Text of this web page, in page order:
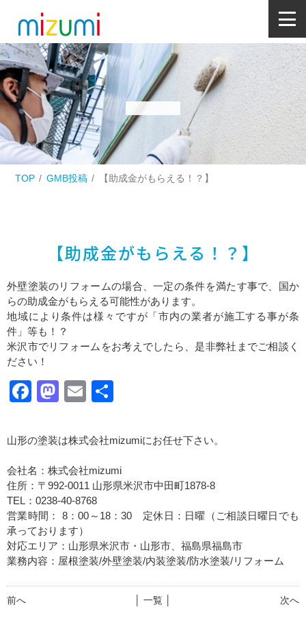
TOP GMB投稿 【助成金がもらえる！？】
【助成金がもらえる！？】
外壁塗装のリフォームの場合、一定の条件を満たす事で、国か
らの助成金がもらえる可能性があります。
地域により条件は様々ですが「市内の業者が施工する事が条
件」等も！？
米沢市でリフォームをお考えでしたら、是非弊社までご相談く
ださい！
Facebook
Mastodon
Email
山形の塗装は株式会社mizumiにお任せ下さい。
会社名：株式会社mizumi
住所：〒992-0011 山形県米沢市中田町1878-8
TEL：0238-40-8768
営業時間： 8：00～18：30 定休日：日曜（ご相談日曜日でも
承っております）
対応エリア：山形県米沢市・山形市、福島県福島市
業務内容：屋根塗装/外壁塗装/内装塗装/防水塗装/リフォーム
前へ 次へ
│ 一覧 │